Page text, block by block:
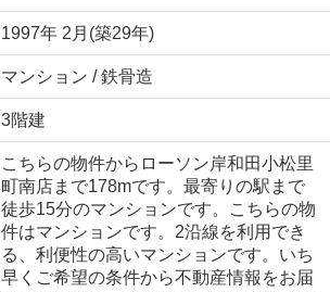
1997年 2月(築29年)
マンション / 鉄骨造
3階建
こちらの物件からローソン岸和田小松里
町南店まで178mです。最寄りの駅まで
徒歩15分のマンションです。こちらの物
件はマンションです。2沿線を利用でき
る、利便性の高いマンションです。いち
早くご希望の条件から不動産情報をお届